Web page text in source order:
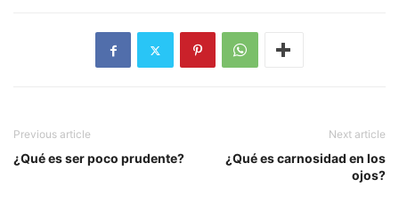
Previous article
¿Qué es ser poco prudente?
Next article
¿Qué es carnosidad en los
ojos?